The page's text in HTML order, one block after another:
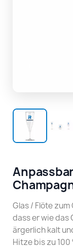
Glas / Flöte
dass er wie das
ärgerlich kalt
Hitze bis zu 100